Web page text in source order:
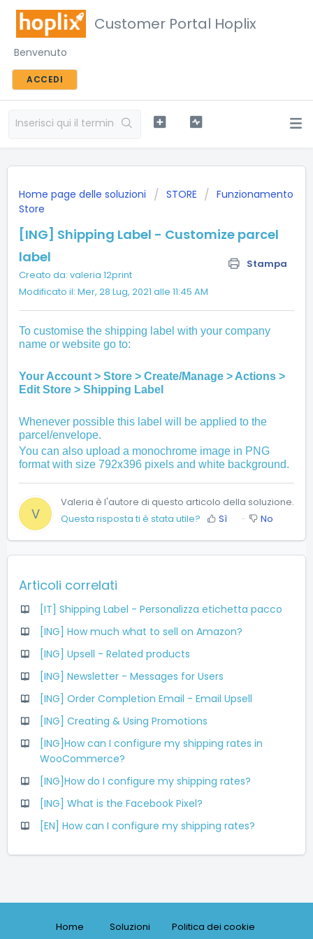
Customer Portal Hoplix
Benvenuto
ACCEDI
Home page delle soluzioni STORE
Funzionamento
Store
[ING] Shipping Label - Customize parcel
label
Stampa
Creato da: valeria 12print
Modificato il: Mer, 28 Lug, 2021 alle 11:45 AM
To customise the shipping label with your company
name or website go to:
Your Account > Store > Create/Manage > Actions >
Edit Store > Shipping Label
Whenever possible this label will be applied to the
parcel/envelope.
You can also upload a monochrome image in PNG
format with size 792x396 pixels and white background.
V
Valeria è l'autore di questo articolo della soluzione.
Questa risposta ti è stata utile?
Sì No
Articoli correlati
[IT] Shipping Label - Personalizza etichetta pacco
[ING] How much what to sell on Amazon?
[ING] Upsell - Related products
[ING] Newsletter - Messages for Users
[ING] Order Completion Email - Email Upsell
[ING] Creating & Using Promotions
[ING]How can I configure my shipping rates in
WooCommerce?
[ING]How do I configure my shipping rates?
[ING] What is the Facebook Pixel?
[EN] How can I configure my shipping rates?
Home Soluzioni Politica dei cookie